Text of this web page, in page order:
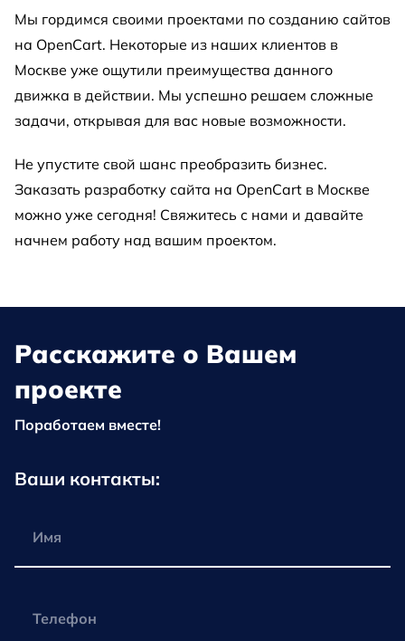
Мы гордимся своими проектами по созданию сайтов
на OpenCart. Некоторые из наших клиентов в
Москве уже ощутили преимущества данного
движка в действии. Мы успешно решаем сложные
задачи, открывая для вас новые возможности.
Не упустите свой шанс преобразить бизнес.
Заказать разработку сайта на OpenCart в Москве
можно уже сегодня! Свяжитесь с нами и давайте
начнем работу над вашим проектом.
Расскажите о Вашем
проекте
Поработаем вместе!
Ваши контакты: